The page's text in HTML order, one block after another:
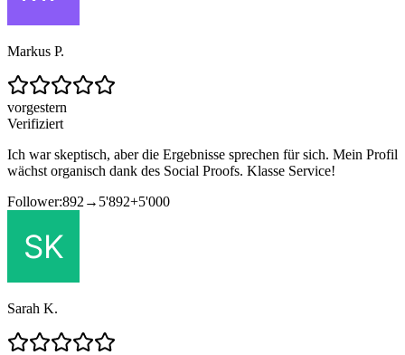
Markus P.
vorgestern
Verifiziert
Ich war skeptisch, aber die Ergebnisse sprechen für sich. Mein Profil
wächst organisch dank des Social Proofs. Klasse Service!
Follower:892 → 5'892+5'000
Sarah K.